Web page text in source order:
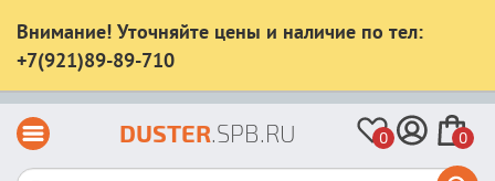
Внимание! Уточняйте цены и наличие по тел:
+7(921)89-89-710
DUSTER.SPB.RU 0 0